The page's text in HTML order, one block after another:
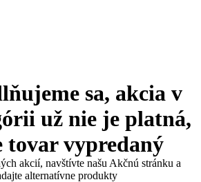
sa, akcia v
už nie je platná,
tovar vypredaný
akcií, navštívte našu Akčnú stránku a
alternatívne produkty